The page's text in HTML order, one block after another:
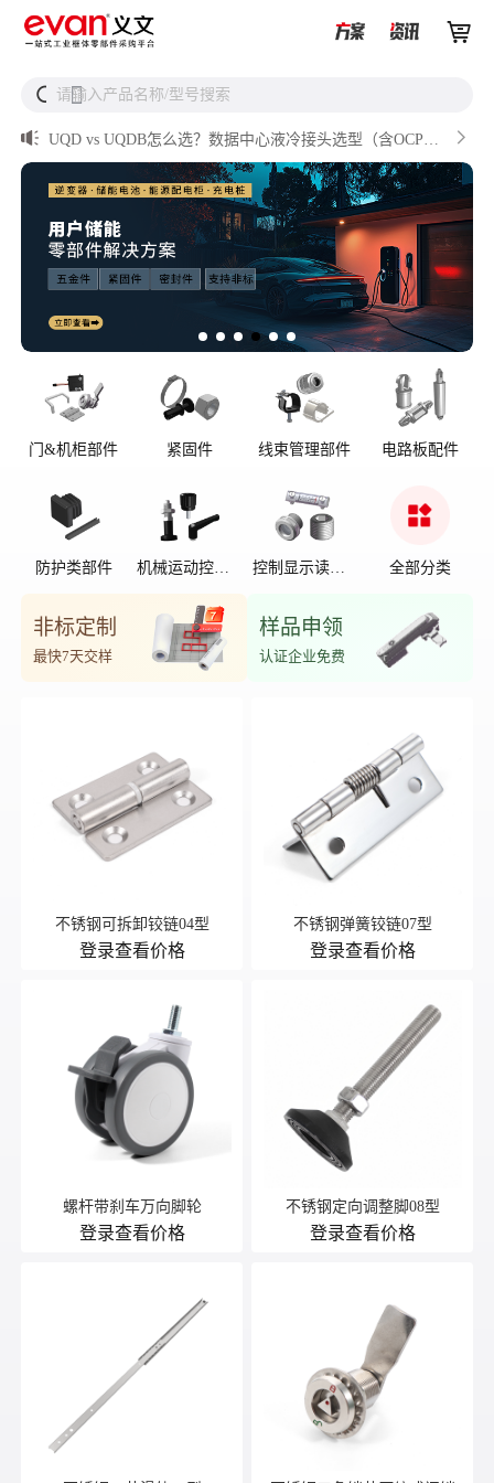

 
请输入产品名称/型号搜索
从液冷接头到松不脱螺钉，义文一站式服务器液冷零部件
解决方案

AI数据中心服务器液冷接头
UQD vs UQDB怎么选？数据中心液冷接头选型（含OCP标
准对比）

储能设备为什么必须用防松螺母？ 
门&机柜部件 紧固件 线束管理部件 电路板配件
防护类部件
机械运动控制
控制显示读数
全部分类
非标定制
最快7天交样
样品申领
认证企业免费
不锈钢可拆卸铰链04型
登录查看价格
不锈钢弹簧铰链07型
登录查看价格
螺杆带刹车万向脚轮
登录查看价格
不锈钢定向调整脚08型
登录查看价格